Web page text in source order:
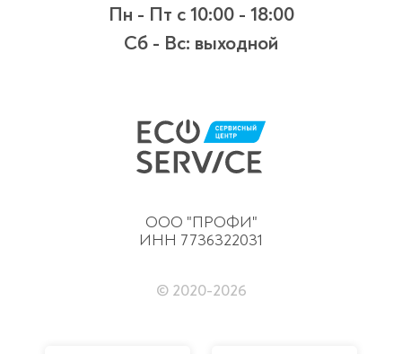
Пн - Пт с 10:00 - 18:00
Сб - Вс: выходной
ООО "ПРОФИ"
ИНН 7736322031
© 2020-2026